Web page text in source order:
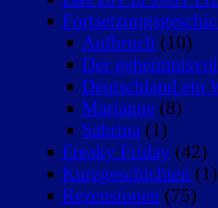
Aufbruch (10)
Der
Deutschland ein
Marianne (8)
Sabrina (1)
Freaky Friday (42)
Kurzgeschichten (1)
Rezensionen (75)